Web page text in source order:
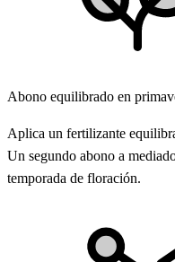
Abono equilibrado en
Aplica un fertilizante
Un segundo abono a
temporada de floración.